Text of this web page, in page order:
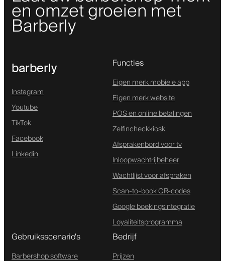
en omzet groeien met
Barberly
barberly
Instagram
Youtube
TikTok
Facebook
Linkedin
Functies
Eigen merk mobiele app
Eigen merk website
POS en online betalingen
Zelfincheckkiosk
Afsprakenbord voor tv
Inloopwachtrijbeheer
Wachtlijst voor afspraken
Scan-to-book QR-codes
Google boekingsintegratie
Loyaliteitsprogramma
Gebruiksscenario's
Barbershop software
Bedrijf
Prijzen